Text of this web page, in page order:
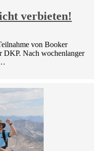
verbieten!
von Booker
DKP. Nach wochenlanger